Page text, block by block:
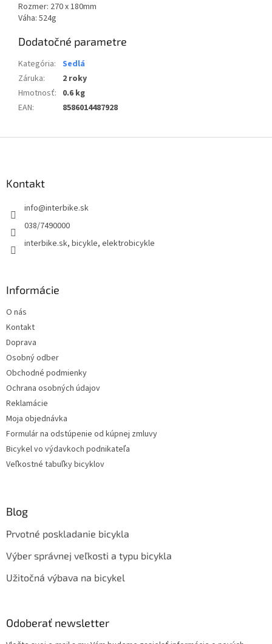
Rozmer: 270 x 180mm
Váha: 524g
Dodatočné parametre
Kategória: Sedlá
Záruka:
2 roky
Hmotnosť: 0.6 kg
EAN: 8586014487928
Kontakt
info@interbike.sk
038/7490000
interbike.sk, bicykle, elektrobicykle
Informácie
O nás
Kontakt
Doprava
Osobný odber
Obchodné podmienky
Ochrana osobných údajov
Reklamácie
Moja objednávka
Formulár na odstúpenie od kúpnej zmluvy
Bicykel vo výdavkoch podnikateľa
Veľkostné tabuľky bicyklov
Blog
Prvotné poskladanie bicykla
Výber správnej veľkosti a typu bicykla
Užitočná výbava na bicykel
Odoberať newsletter